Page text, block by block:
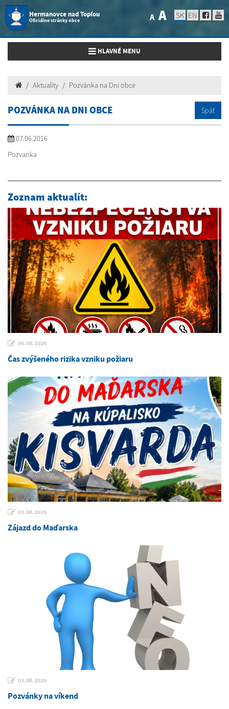
Hermanovce nad Topľou
Oficiálne stránky obce A A SK EN
Toggle navigation
HLAVNÉ MENU
Aktuality Pozvánka na Dni obce
POZVÁNKA NA DNI OBCE Späť
07.06.2016
Pozvanka
Zoznam aktualít:
06.08.2026
Čas zvýšeného rizika vzniku požiaru
03.08.2026
Zájazd do Maďarska
03.08.2026
Pozvánky na víkend